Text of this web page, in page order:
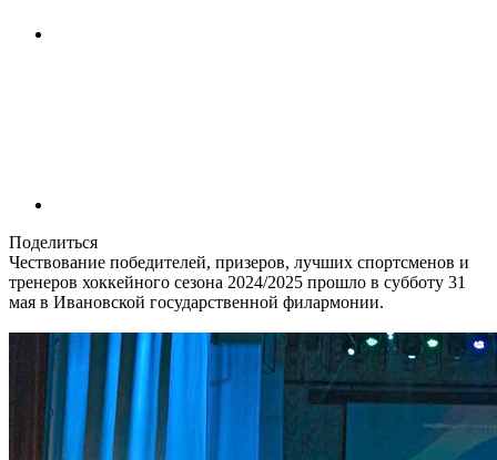
Поделиться
Чествование победителей, призеров, лучших спортсменов и
тренеров хоккейного сезона 2024/2025 прошло в субботу 31
мая в Ивановской государственной филармонии.